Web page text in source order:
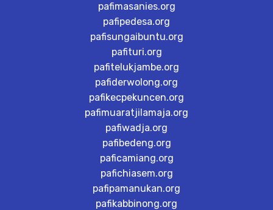
pafimasanies.org
pafipedesa.org
pafisungaibuntu.org
pafituri.org
pafitelukjambe.org
pafiderwolong.org
pafikecpekuncen.org
pafimuaratjilamaja.org
pafiwadja.org
pafibedeng.org
paficamiang.org
pafichiasem.org
pafipamanukan.org
pafikabbinong.org